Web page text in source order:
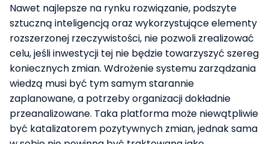
Nawet najlepsze na rynku rozwiązanie, podszyte
sztuczną inteligencją oraz wykorzystujące elementy
rozszerzonej rzeczywistości, nie pozwoli zrealizować
celu, jeśli inwestycji tej nie będzie towarzyszyć szereg
koniecznych zmian. Wdrożenie systemu zarządzania
wiedzą musi być tym samym starannie
zaplanowane, a potrzeby organizacji dokładnie
przeanalizowane. Taka platforma może niewątpliwie
być katalizatorem pozytywnych zmian, jednak sama